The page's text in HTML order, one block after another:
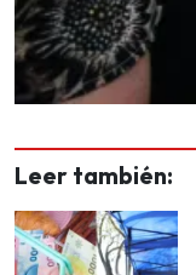
Leer también: